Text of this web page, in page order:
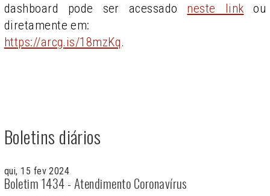
dashboard pode ser acessado neste link ou
diretamente em:
https://arcg.is/18mzKq.
Boletins diários
qui, 15 fev 2024
Boletim 1434 - Atendimento Coronavírus